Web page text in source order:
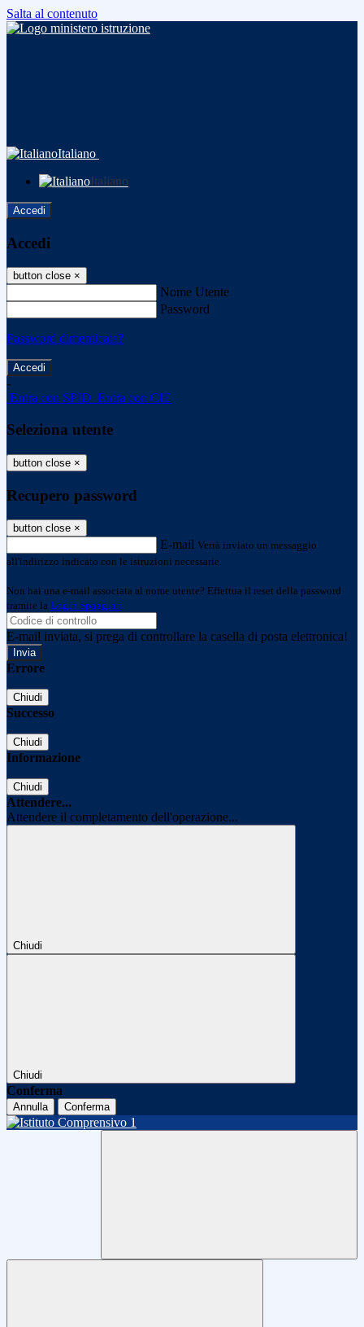
Salta al contenuto
Italiano
Italiano
Accedi
Accedi
button close ×
Nome Utente
Password
Password dimenticata?
-
Entra con SPID Entra con CIE
Seleziona utente
button close ×
Recupero password
button close ×
E-mail Verrà inviato un messaggio
all'indirizzo indicato con le istruzioni necessarie.
Non hai una e-mail associata al nome utente? Effettua il reset della password
tramite la Login Spaggiari
E-mail inviata, si prega di controllare la casella di posta elettronica!
Errore
Chiudi
Successo
Chiudi
Informazione
Chiudi
Attendere...
Attendere il completamento dell'operazione...
Chiudi
Chiudi
Conferma
Annulla Conferma